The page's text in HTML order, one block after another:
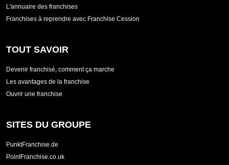
L'annuaire des franchises
Franchises à reprendre avec Franchise Cession
TOUT SAVOIR
Devenir franchisé, comment ça marche
Les avantages de la franchise
Ouvrir une franchise
SITES DU GROUPE
PunktFranchise.de
PointFranchise.co.uk